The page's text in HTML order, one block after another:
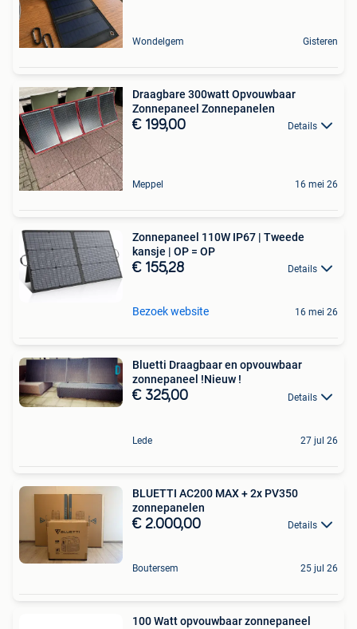
Wondelgem Gisteren
Draagbare 300watt Opvouwbaar
Zonnepaneel Zonnepanelen
€ 199,00 Details
Meppel 16 mei 26
Zonnepaneel 110W IP67 | Tweede
kansje | OP = OP
€ 155,28 Details
Bezoek website 16 mei 26
Bluetti Draagbaar en opvouwbaar
zonnepaneel !Nieuw !
€ 325,00 Details
Lede 27 jul 26
BLUETTI AC200 MAX + 2x PV350
zonnepanelen
€ 2.000,00 Details
Boutersem 25 jul 26
100 Watt opvouwbaar zonnepaneel